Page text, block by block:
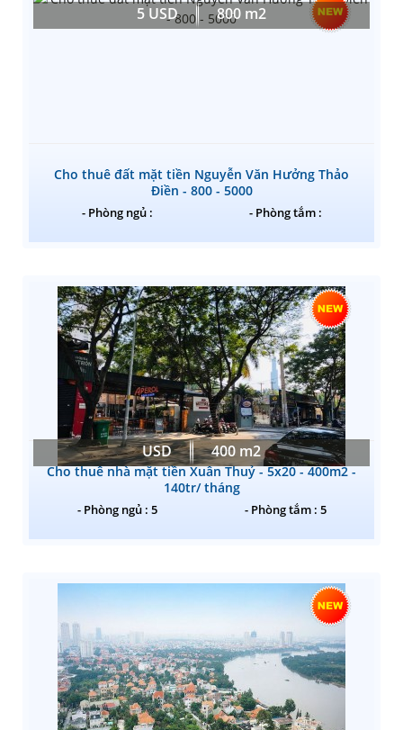
5 USD 800 m2
Cho thuê đất mặt tiền Nguyễn Văn Hưởng Thảo
Điền - 800 - 5000
- Phòng ngủ : - Phòng tắm :
USD 400 m2
Cho thuê nhà mặt tiền Xuân Thuỷ - 5x20 - 400m2 -
140tr/ tháng
- Phòng ngủ : 5 - Phòng tắm : 5